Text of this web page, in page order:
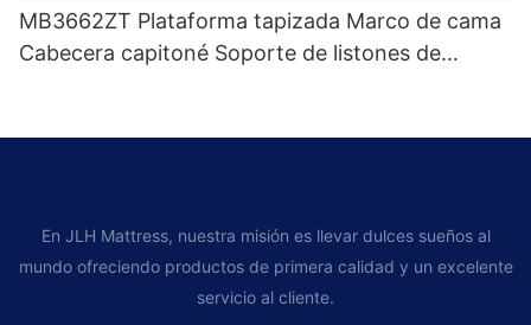
MB3662ZT Plataforma tapizada Marco de cama
Cabecera capitoné Soporte de listones de
En JLH Mattress, nuestra misión es llevar dulces sueños al
mundo ofreciendo productos de primera calidad y un excelente
servicio al cliente.